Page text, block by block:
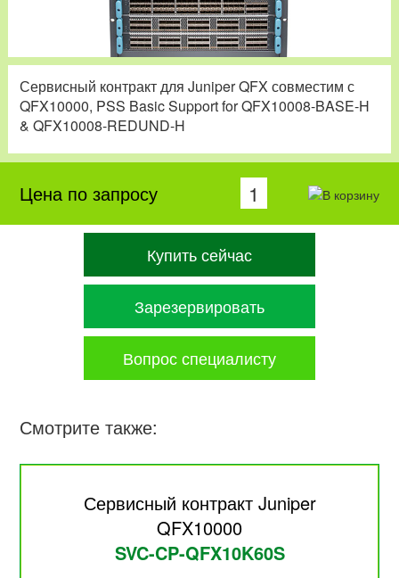
Сервисный контракт для Juniper QFX совместим с
QFX10000, PSS Basic Support for QFX10008-BASE-H
& QFX10008-REDUND-H
Цена по запросу
Купить сейчас
Зарезервировать
Вопрос специалисту
Смотрите также:
Сервисный контракт Juniper
QFX10000
SVC-CP-QFX10K60S